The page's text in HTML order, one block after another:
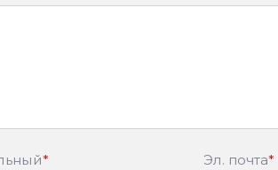
* Эл. почта*